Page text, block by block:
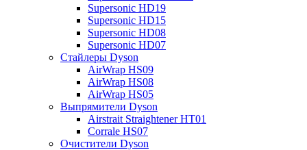
Supersonic HD19
Supersonic HD15
Supersonic HD08
Supersonic HD07
Стайлеры Dyson
AirWrap HS09
AirWrap HS08
AirWrap HS05
Выпрямители Dyson
Airstrait Straightener HT01
Corrale HS07
Очистители Dyson